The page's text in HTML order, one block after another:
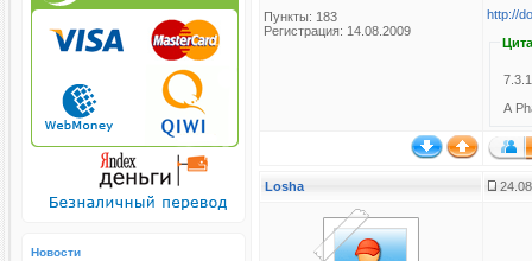
Новости
Пункты: 183
Регистрация: 14.08.2009
http://
A
Losha